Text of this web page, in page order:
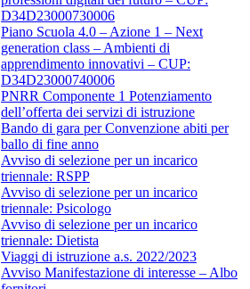
D34D23000730006
Piano Scuola 4.0 – Azione 1 – Next
generation class – Ambienti di
apprendimento innovativi – CUP:
D34D23000740006
PNRR Componente 1 Potenziamento
dell’offerta dei servizi di istruzione
Bando di gara per Convenzione abiti per
ballo di fine anno
Avviso di selezione per un incarico
triennale: RSPP
Avviso di selezione per un incarico
triennale: Psicologo
Avviso di selezione per un incarico
triennale: Dietista
Viaggi di istruzione a.s. 2022/2023
Avviso Manifestazione di interesse – Albo